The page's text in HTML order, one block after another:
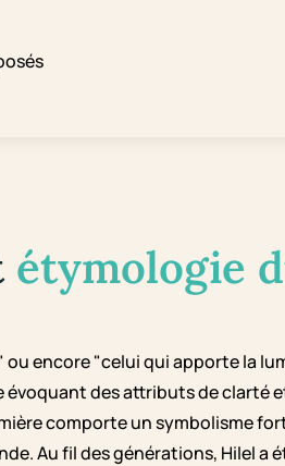
étymologie
encore "celui qui apporte la
des attributs de clarté
comporte un symbolisme
Au fil des générations, Hilel